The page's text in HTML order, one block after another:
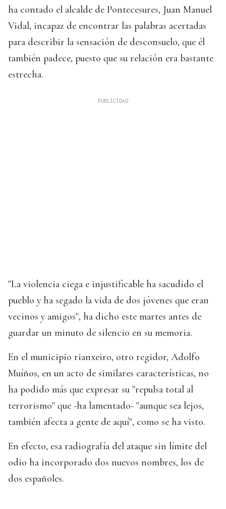
ha contado el alcalde de Pontecesures, Juan Manuel
Vidal, incapaz de encontrar las palabras acertadas
para describir la sensación de desconsuelo, que él
también padece, puesto que su relación era bastante
estrecha.
"La violencia ciega e injustificable ha sacudido el
pueblo y ha segado la vida de dos jóvenes que eran
vecinos y amigos", ha dicho este martes antes de
guardar un minuto de silencio en su memoria.
En el municipio rianxeiro, otro regidor, Adolfo
Muíños, en un acto de similares características, no
ha podido más que expresar su "repulsa total al
terrorismo" que -ha lamentado- "aunque sea lejos,
también afecta a gente de aquí", como se ha visto.
En efecto, esa radiografía del ataque sin límite del
odio ha incorporado dos nuevos nombres, los de
dos españoles.